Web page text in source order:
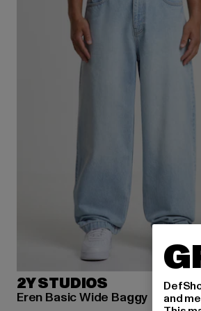
2Y STUDIOS
Eren Basic Wide Baggy
and